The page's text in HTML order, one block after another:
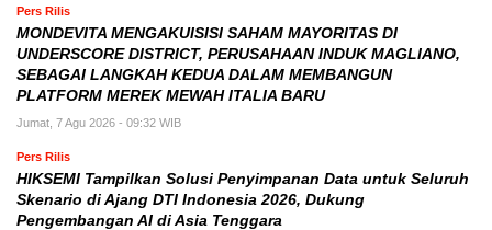
Pers Rilis
MONDEVITA MENGAKUISISI SAHAM MAYORITAS DI
UNDERSCORE DISTRICT, PERUSAHAAN INDUK MAGLIANO,
SEBAGAI LANGKAH KEDUA DALAM MEMBANGUN
PLATFORM MEREK MEWAH ITALIA BARU
Jumat, 7 Agu 2026 - 09:32 WIB
Pers Rilis
HIKSEMI Tampilkan Solusi Penyimpanan Data untuk Seluruh
Skenario di Ajang DTI Indonesia 2026, Dukung
Pengembangan AI di Asia Tenggara